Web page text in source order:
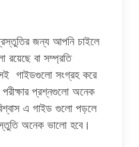
জন্য আপনি চাইলে
রয়েছে বা সম্প্রতি
গাইডগুলো সংগ্রহ করে
প্রশ্নগুলো অনেক
এ গাইড গুলো পড়লে
অনেক ভালো হবে।